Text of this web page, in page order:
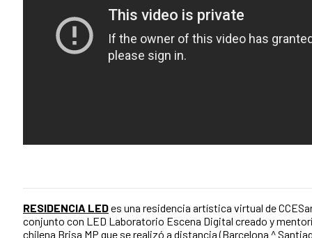
RESIDENCIA LEDes una residencia artística virtual de
conjunto con LED Laboratorio Escena Digital creado y
chilena Brisa MP que se realizó a distancia (Barcelona ^